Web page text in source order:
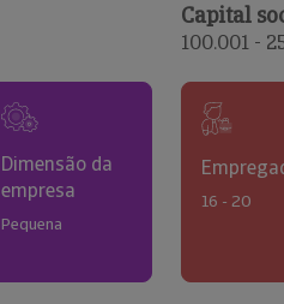
Capital
100.001 -
Dimensão da
empresa
Pequena
16 - 20